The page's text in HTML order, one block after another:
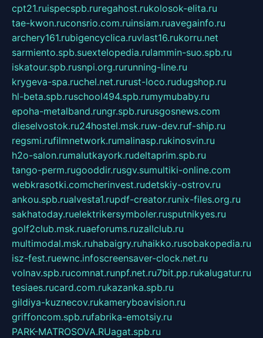
cpt21.ruispecspb.ruregahost.rukolosok-elita.ru
tae-kwon.ruconsrio.com.ruinsiam.ruavegainfo.ru
archery161.rubigencyclica.ruvlast16.rukorru.net
sarmiento.spb.suextelopedia.rulammin-suo.spb.ru
iskatour.spb.rusnpi.org.rurunning-line.ru
krygeva-spa.ruchel.net.rurust-loco.rudugshop.ru
hl-beta.spb.ruschool494.spb.rumymubaby.ru
epoha-metalband.rungr.spb.rurusgosnews.com
dieselvostok.ru24hostel.msk.ruw-dev.ruf-ship.ru
regsmi.rufilmnetwork.rumalinasp.rukinosvin.ru
h2o-salon.rumalutkayork.rudeltaprim.spb.ru
tango-perm.rugooddir.rusgv.sumultiki-online.com
webkrasotki.comcherinvest.rudetskiy-ostrov.ru
ankou.spb.rualvesta1.rupdf-creator.runix-files.org.ru
sakhatoday.ruelektrikersymboler.rusputnikyes.ru
golf2club.msk.ruaeforums.ruzallclub.ru
multimodal.msk.ruhabaigry.ruhaikko.rusobakopedia.ru
isz-fest.ruewnc.infoscreensaver-clock.net.ru
volnav.spb.rucomnat.runpf.net.ru7bit.pp.rukalugatur.ru
tesiaes.rucard.com.rukazanka.spb.ru
gildiya-kuznecov.rukameryboavision.ru
griffoncom.spb.rufabrika-emotsiy.ru
PARK-MATROSOVA.RUagat.spb.ru